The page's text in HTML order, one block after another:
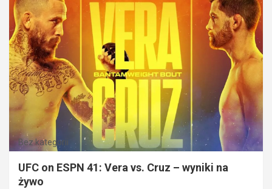
Bez kategorii
UFC on ESPN 41: Vera vs. Cruz – wyniki na
żywo